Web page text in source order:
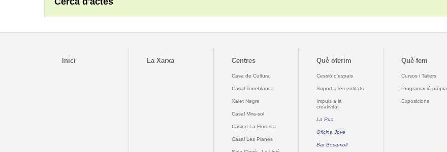
Inici La Xarxa Centres
Casa de Cultura
Casal Torreblanca
Xalet Negre
Casal Mira-sol
Casino La Floresta
Casal Les Planes
Què oferim
Cessió d'espais
Suport a les entitats
Impuls a la
creativitat
La Pua
Oficina Jove
Bar Bocamoll
Què fem
Cursos i Tallers
Programació pròpia
Exposicions